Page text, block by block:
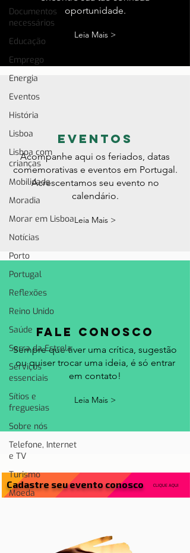
Documentos
necessários
Educação
Emprego
Energia
Eventos
História
Lisboa
Lisboa com
crianças
Mobilidade
Moradia
Morar em Lisboa
Notícias
Porto
Portugal
Reflexões
Reino Unido
Saúde
Serra da Estrela
Serviços
essenciais
Sítios e
freguesias
Sobre nós
Telefone, Internet
e TV
Turismo
Moeda
oportunidade.
Leia Mais >
eventos
Acompanhe aqui os feriados, datas
comemorativas e eventos em Portugal.
Acrescentamos seu evento no
calendário.
Leia Mais >
fale conosco
Sempre que tiver uma crítica, sugestão
ou quiser trocar uma ideia, é só entrar
em contato!
Leia Mais >
Cadastre seu evento conosco CLIQUE AQUI